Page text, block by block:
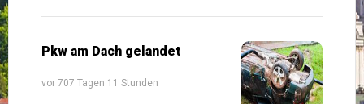
Pkw am Dach gelandet
vor 707 Tagen 11 Stunden